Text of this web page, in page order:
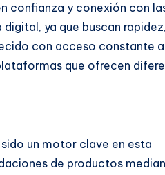
confianza y conexión con
ya que buscan rapidez,
con acceso constante a
que ofrecen
un motor clave en esta
de productos